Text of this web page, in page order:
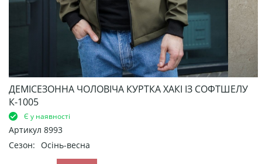
ДЕМІСЕЗОННА ЧОЛОВІЧА КУРТКА ХАКІ ІЗ СОФТШЕЛУ
К-1005
Є у наявності
Артикул 8993
Сезон: Осінь-весна